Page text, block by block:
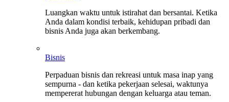
Luangkan waktu untuk istirahat dan bersantai. Ketika
Anda dalam kondisi terbaik, kehidupan pribadi dan
bisnis Anda juga akan berkembang.
Bisnis
Perpaduan bisnis dan rekreasi untuk masa inap yang
sempurna - dan ketika pekerjaan selesai, waktunya
mempererat hubungan dengan keluarga atau teman.